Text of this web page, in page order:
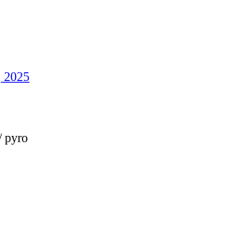
2025
pyro